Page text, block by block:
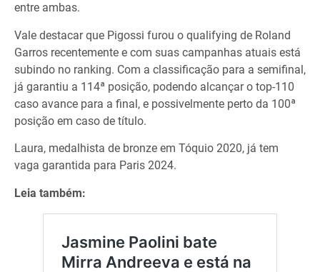
entre ambas.
Vale destacar que Pigossi furou o qualifying de Roland
Garros recentemente e com suas campanhas atuais está
subindo no ranking. Com a classificação para a semifinal,
já garantiu a 114ª posição, podendo alcançar o top-110
caso avance para a final, e possivelmente perto da 100ª
posição em caso de título.
Laura, medalhista de bronze em Tóquio 2020, já tem
vaga garantida para Paris 2024.
Leia também: